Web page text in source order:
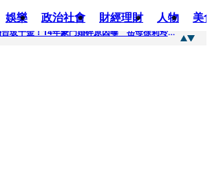
娛樂 政治社會 財經理財 人物 美
5566小刀爆離婚台玻千金！14年豪門婚碎原因曝 岳母徐莉玲風暴意外揭家族祕辛